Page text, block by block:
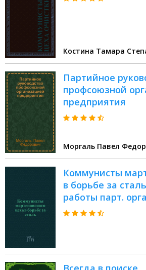
Костина Тамара
Партийное
профсоюзной
предприятия
Моргаль Павел
Коммунисты
в борьбе за
работы парт.
мартеновского